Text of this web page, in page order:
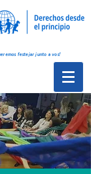
festejar junto a vos!